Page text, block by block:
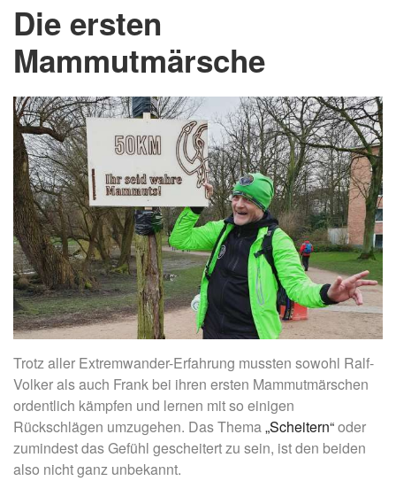
Die ersten
Mammutmärsche
Trotz aller Extremwander-Erfahrung mussten sowohl Ralf-
Volker als auch Frank bei ihren ersten Mammutmärschen
ordentlich kämpfen und lernen mit so einigen
Rückschlägen umzugehen. Das Thema„Scheitern“oder
zumindest das Gefühl gescheitert zu sein, ist den beiden
also nicht ganz unbekannt.